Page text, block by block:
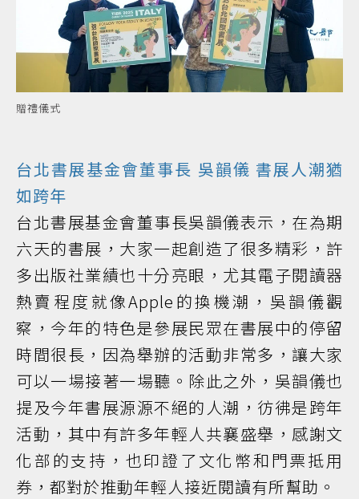
贈禮儀式
台北書展基金會董事長 吳韻儀 書展人潮猶
如跨年
台北書展基金會董事長吳韻儀表示，在為期
六天的書展，大家一起創造了很多精彩，許
多出版社業績也十分亮眼，尤其電子閱讀器
熱賣程度就像Apple的換機潮，吳韻儀觀
察，今年的特色是參展民眾在書展中的停留
時間很長，因為舉辦的活動非常多，讓大家
可以一場接著一場聽。除此之外，吳韻儀也
提及今年書展源源不絕的人潮，彷彿是跨年
活動，其中有許多年輕人共襄盛舉，感謝文
化部的支持，也印證了文化幣和門票抵用
券，都對於推動年輕人接近閱讀有所幫助。